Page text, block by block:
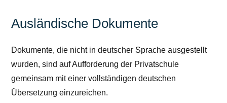
Ausländische Dokumente
Dokumente, die nicht in deutscher Sprache ausgestellt
wurden, sind auf Aufforderung der Privatschule
gemeinsam mit einer vollständigen deutschen
Übersetzung einzureichen.